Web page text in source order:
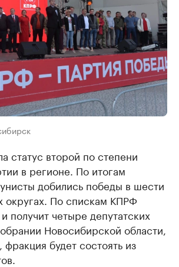
статус второй по степени
в регионе. По итогам
добились победы в шести
округах. По спискам КПРФ
и получит четыре депутатских
Новосибирской области,
будет состоять из